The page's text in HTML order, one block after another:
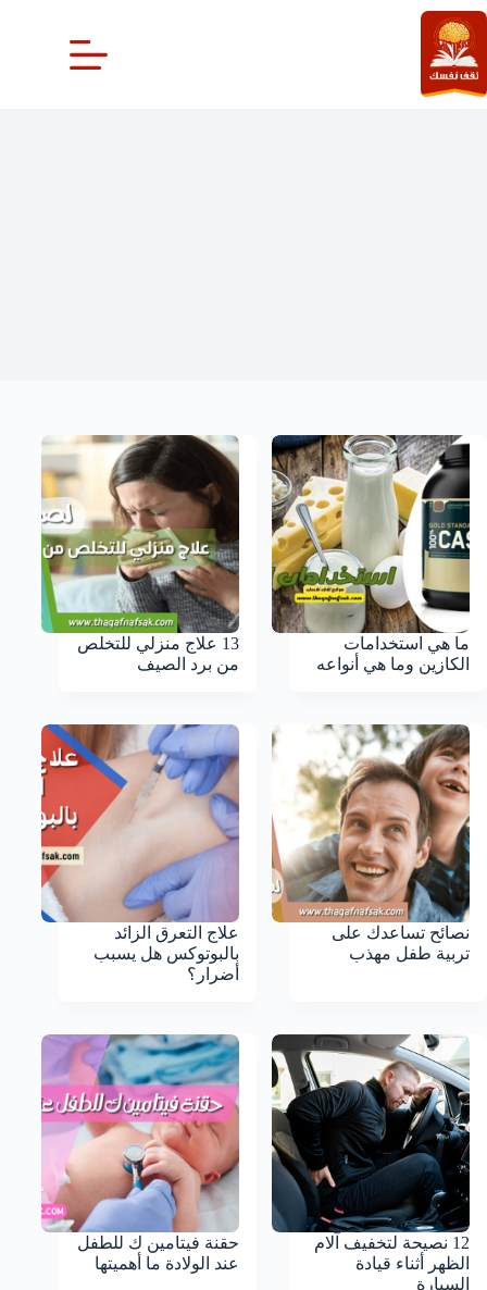
التجاوز
إلى
المحتوى
ما هي استخدامات
الكازين وما هي أنواعه
13 علاج منزلي للتخلص
من برد الصيف
نصائح تساعدك على
تربية طفل مهذب
علاج التعرق الزائد
بالبوتوكس هل يسبب
أضرار؟
12 نصيحة لتخفيف آلام
الظهر أثناء قيادة
السيارة
حقنة فيتامين ك للطفل
عند الولادة ما أهميتها